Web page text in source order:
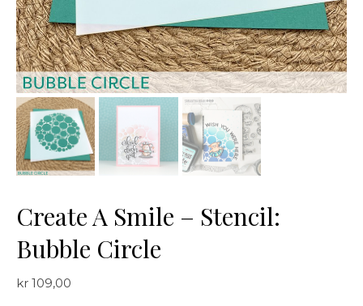
Create A Smile – Stencil:
Bubble Circle
kr 109,00